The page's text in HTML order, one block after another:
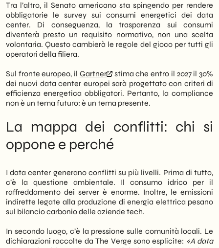
Tra l’altro, il Senato americano sta spingendo per rendere
obbligatorie le survey sui consumi energetici dei data
center. Di conseguenza, la trasparenza sui consumi
diventerà presto un requisito normativo, non una scelta
volontaria. Questo cambierà le regole del gioco per tutti gli
operatori della filiera.
Sul fronte europeo, il Gartner
stima che entro il 2027 il 30%
dei nuovi data center europei sarà progettato con criteri di
efficienza energetica obbligatori. Pertanto, la compliance
non è un tema futuro: è un tema presente.
La mappa dei conflitti: chi si
oppone e perché
I data center generano conflitti su più livelli. Prima di tutto,
c’è la questione ambientale. Il consumo idrico per il
raffreddamento dei server è enorme. Inoltre, le emissioni
indirette legate alla produzione di energia elettrica pesano
sul bilancio carbonio delle aziende tech.
In secondo luogo, c’è la pressione sulle comunità locali. Le
dichiarazioni raccolte da The Verge sono esplicite: «A data